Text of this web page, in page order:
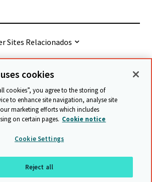
Sites Relacionados
Press & Assessment
condições
Proteção de Dados
Statement on modern slavery
policy
Mapa do site
cookies
cookies”, you agree to the storing of
to enhance site navigation, analyse site
marketing efforts which includes
on certain pages. Cookie notice
Cookie Settings
Reject all